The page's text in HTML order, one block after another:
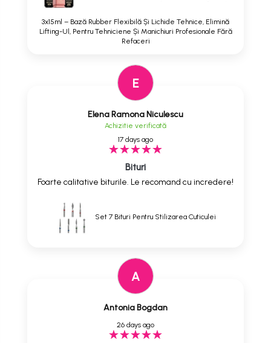
3x15ml – Bază Rubber Flexibilă Și Lichide Tehnice, Elimină
Lifting-Ul, Pentru Tehniciene Și Manichiuri Profesionale Fără
Refaceri
E
Elena Ramona Niculescu
Achizitie verificată
17 days ago
Bituri
Foarte calitative biturile. Le recomand cu incredere!
Set 7 Bituri Pentru Stilizarea Cuticulei
A
Antonia Bogdan
26 days ago